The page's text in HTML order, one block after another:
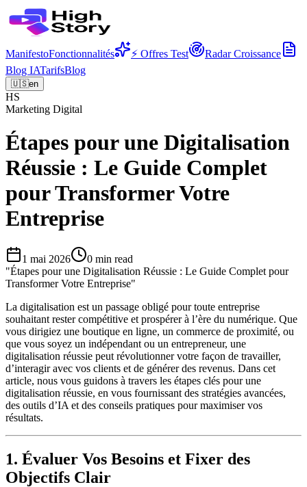
ManifestoFonctionnalités ⚡ Offres Test
Radar Croissance
Blog IATarifsBlog
🇺🇸en
HS
Marketing Digital
Étapes pour une Digitalisation
Réussie : Le Guide Complet
pour Transformer Votre
Entreprise
1 mai 2026 0 min read
"Étapes pour une Digitalisation Réussie : Le Guide Complet pour
Transformer Votre Entreprise"
La digitalisation est un passage obligé pour toute entreprise
souhaitant rester compétitive et prospérer à l’ère du numérique. Que
vous dirigiez une boutique en ligne, un commerce de proximité, ou
que vous soyez un indépendant ou un entrepreneur, une
digitalisation réussie peut révolutionner votre façon de travailler,
d’interagir avec vos clients et de générer des revenus. Dans cet
article, nous vous guidons à travers les étapes clés pour une
digitalisation réussie, en vous fournissant des stratégies avancées,
des outils d’IA et des conseils pratiques pour maximiser vos
résultats.
1. Évaluer Vos Besoins et Fixer des
Objectifs Clair